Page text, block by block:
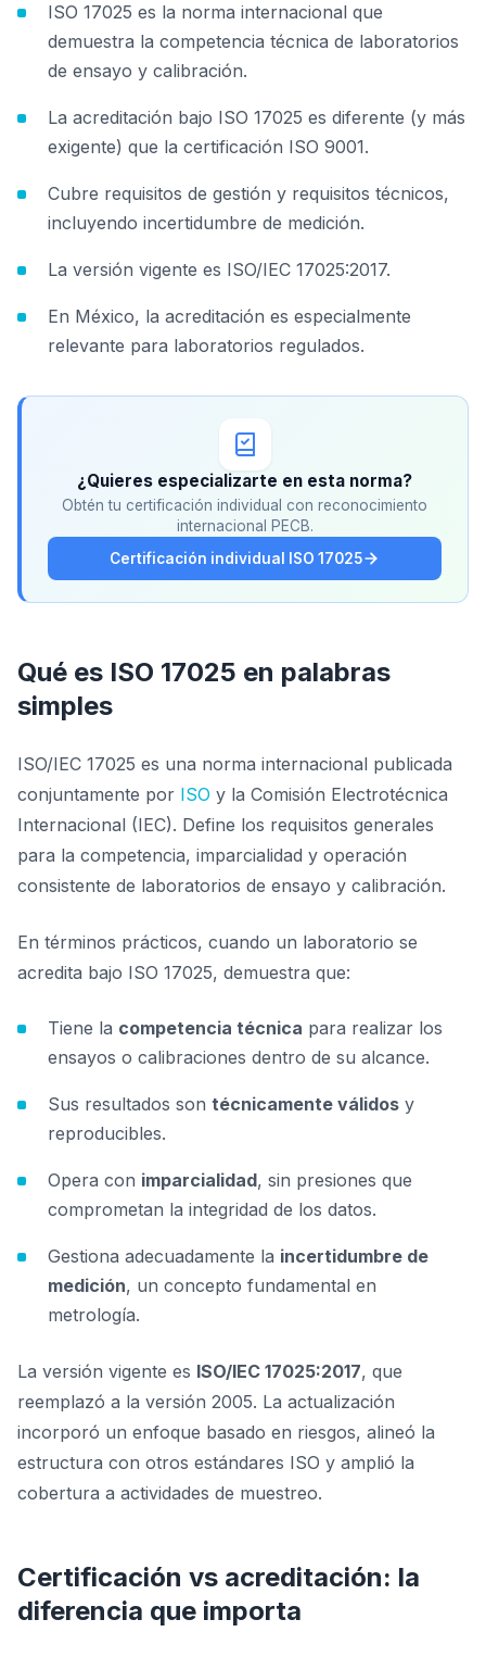
ISO 17025 es la norma internacional que
demuestra la competencia técnica de laboratorios
de ensayo y calibración.
La acreditación bajo ISO 17025 es diferente (y más
exigente) que la certificación ISO 9001.
Cubre requisitos de gestión y requisitos técnicos,
incluyendo incertidumbre de medición.
La versión vigente es ISO/IEC 17025:2017.
En México, la acreditación es especialmente
relevante para laboratorios regulados.
¿Quieres especializarte en esta norma?
Obtén tu certificación individual con reconocimiento
internacional PECB.
Certificación individual ISO 17025
Qué es ISO 17025 en palabras
simples
ISO/IEC 17025 es una norma internacional publicada
conjuntamente por ISO y la Comisión Electrotécnica
Internacional (IEC). Define los requisitos generales
para la competencia, imparcialidad y operación
consistente de laboratorios de ensayo y calibración.
En términos prácticos, cuando un laboratorio se
acredita bajo ISO 17025, demuestra que:
Tiene la competencia técnica para realizar los
ensayos o calibraciones dentro de su alcance.
Sus resultados son técnicamente válidos y
reproducibles.
Opera con imparcialidad, sin presiones que
comprometan la integridad de los datos.
Gestiona adecuadamente la incertidumbre de
medición, un concepto fundamental en
metrología.
La versión vigente es ISO/IEC 17025:2017, que
reemplazó a la versión 2005. La actualización
incorporó un enfoque basado en riesgos, alineó la
estructura con otros estándares ISO y amplió la
cobertura a actividades de muestreo.
Certificación vs acreditación: la
diferencia que importa